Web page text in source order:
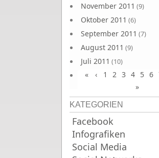
November 2011 (9)
Oktober 2011 (6)
September 2011 (7)
August 2011 (9)
Juli 2011 (10)
Juni 2011(9)
« ‹ 1 2 3 4 5 6
»
KATEGORIEN
Facebook
Infografiken
Social Media